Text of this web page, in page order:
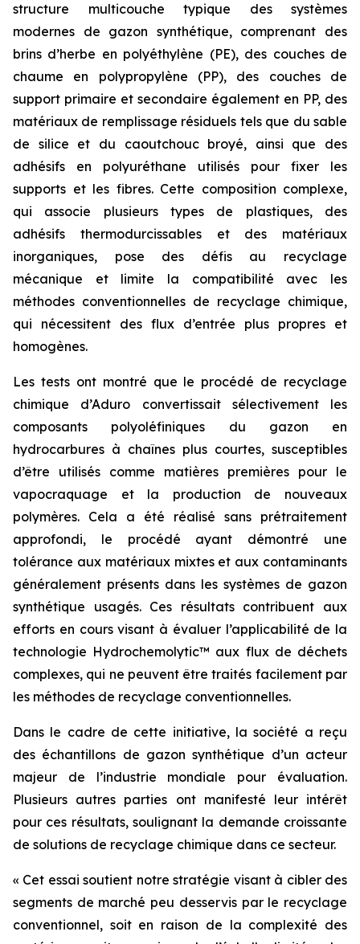
structure multicouche typique des systèmes
modernes de gazon synthétique, comprenant des
brins d’herbe en polyéthylène (PE), des couches de
chaume en polypropylène (PP), des couches de
support primaire et secondaire également en PP, des
matériaux de remplissage résiduels tels que du sable
de silice et du caoutchouc broyé, ainsi que des
adhésifs en polyuréthane utilisés pour fixer les
supports et les fibres. Cette composition complexe,
qui associe plusieurs types de plastiques, des
adhésifs thermodurcissables et des matériaux
inorganiques, pose des défis au recyclage
mécanique et limite la compatibilité avec les
méthodes conventionnelles de recyclage chimique,
qui nécessitent des flux d’entrée plus propres et
homogènes.
Les tests ont montré que le procédé de recyclage
chimique d’Aduro convertissait sélectivement les
composants polyoléfiniques du gazon en
hydrocarbures à chaînes plus courtes, susceptibles
d’être utilisés comme matières premières pour le
vapocraquage et la production de nouveaux
polymères. Cela a été réalisé sans prétraitement
approfondi, le procédé ayant démontré une
tolérance aux matériaux mixtes et aux contaminants
généralement présents dans les systèmes de gazon
synthétique usagés. Ces résultats contribuent aux
efforts en cours visant à évaluer l’applicabilité de la
technologie Hydrochemolytic™ aux flux de déchets
complexes, qui ne peuvent être traités facilement par
les méthodes de recyclage conventionnelles.
Dans le cadre de cette initiative, la société a reçu
des échantillons de gazon synthétique d’un acteur
majeur de l’industrie mondiale pour évaluation.
Plusieurs autres parties ont manifesté leur intérêt
pour ces résultats, soulignant la demande croissante
de solutions de recyclage chimique dans ce secteur.
« Cet essai soutient notre stratégie visant à cibler des
segments de marché peu desservis par le recyclage
conventionnel, soit en raison de la complexité des